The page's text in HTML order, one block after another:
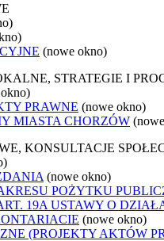
(nowe okno)
STRATEGIE I
PRAWNE (nowe okno)
MIASTA CHORZÓW
KONSULTACJE
(nowe okno)
POŻYTKU
19A USTAWY O
(nowe okno)
(PROJEKTY AKTÓW